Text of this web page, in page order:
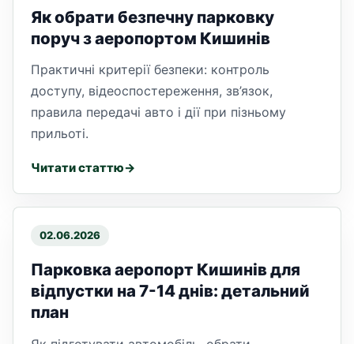
Як обрати безпечну парковку
поруч з аеропортом Кишинів
Практичні критерії безпеки: контроль
доступу, відеоспостереження, зв’язок,
правила передачі авто і дії при пізньому
прильоті.
Читати статтю
02.06.2026
Парковка аеропорт Кишинів для
відпустки на 7-14 днів: детальний
план